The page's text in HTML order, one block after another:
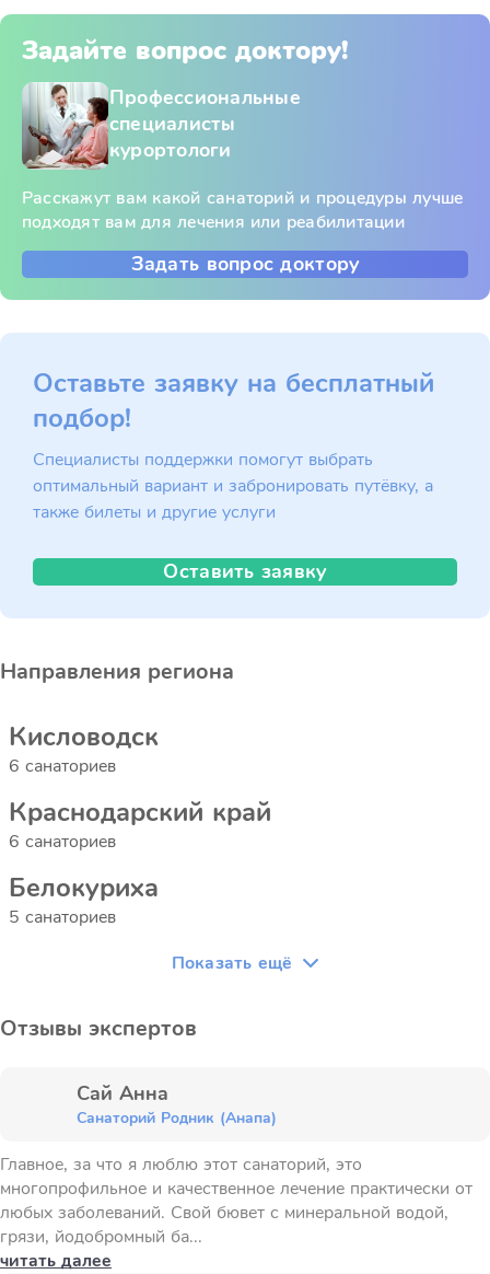
Задайте вопрос доктору!
Профессиональные
специалисты
курортологи
Расскажут вам какой санаторий и процедуры лучше
подходят вам для лечения или реабилитации
Задать вопрос доктору
Оставьте заявку на бесплатный
подбор!
Специалисты поддержки помогут выбрать
оптимальный вариант и забронировать путёвку, а
также билеты и другие услуги
Оставить заявку
Направления региона
Кисловодск
6 санаториев
Краснодарский край
6 санаториев
Белокуриха
5 санаториев
Показать ещё
Отзывы экспертов
Сай Анна
Санаторий Родник (Анапа)
Главное, за что я люблю этот санаторий, это
многопрофильное и качественное лечение практически от
любых заболеваний. Свой бювет с минеральной водой,
грязи, йодобромный ба...
читать далее